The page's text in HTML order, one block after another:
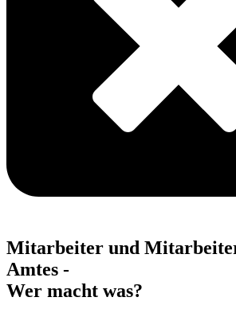
Mitarbeiter und
Amtes -
Wer macht was?